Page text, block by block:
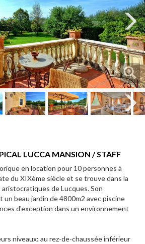
Next
LUCCA MANSION / STAFF
en location pour 10 personnes à
du XIXème siècle et se trouve dans la
de Lucques. Son
beau jardin de 4800m2 avec piscine
d'exception dans un environnement
niveaux: au rez-de-chaussée inférieur